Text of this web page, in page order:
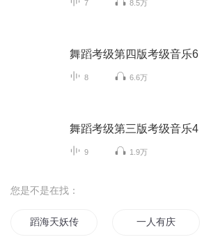
7 8.5万
舞蹈考级第四版考级音乐6
8 6.6万
舞蹈考级第三版考级音乐4
9 1.9万
您是不是在找：
蹈海天妖传 一人有庆